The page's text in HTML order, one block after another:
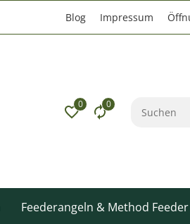
Blog Impressum
0 0
Feederangeln & Method Feeder